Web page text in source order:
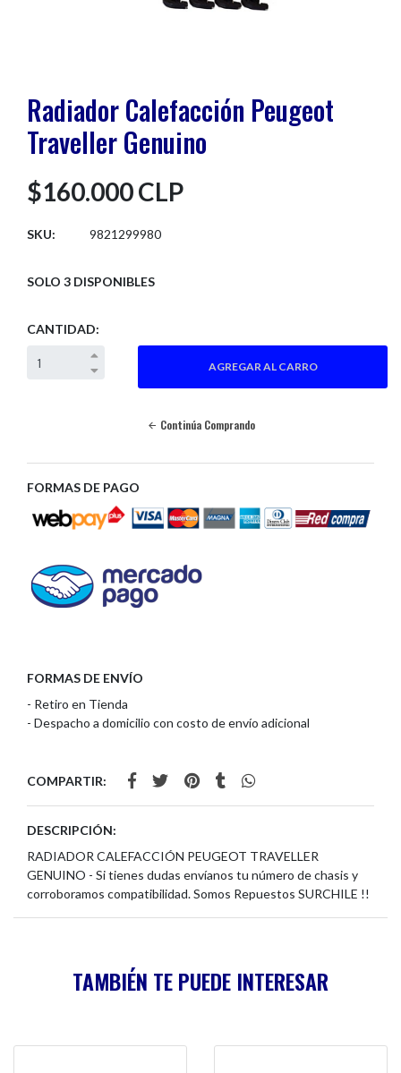
Radiador Calefacción Peugeot
Traveller Genuino
$160.000 CLP
SKU: 9821299980
SOLO 3 DISPONIBLES
CANTIDAD:
Continúa Comprando
FORMAS DE PAGO
FORMAS DE ENVÍO
- Retiro en Tienda
- Despacho a domicilio con costo de envío adicional
COMPARTIR:
DESCRIPCIÓN:
RADIADOR CALEFACCIÓN PEUGEOT TRAVELLER
GENUINO - Si tienes dudas envíanos tu número de chasis y
corroboramos compatibilidad. Somos Repuestos SURCHILE !!
TAMBIÉN TE PUEDE INTERESAR